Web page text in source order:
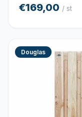
€169,00 / st
Douglas